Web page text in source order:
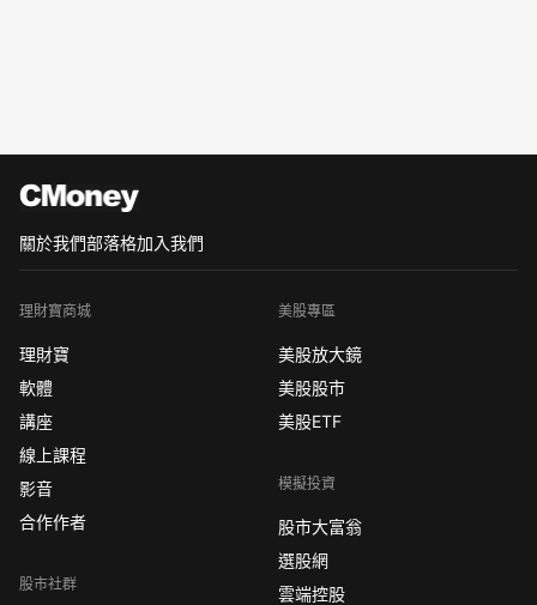
關於我們部落格加入我們
理財寶商城
理財寶
軟體
講座
線上課程
影音
合作作者
股市社群
美股專區
美股放大鏡
美股股市
美股ETF
模擬投資
股市大富翁
選股網
雲端控股